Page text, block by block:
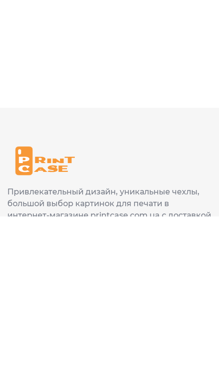
Привлекательный дизайн, уникальные чехлы,
большой выбор картинок для печати в
интернет-магазине printcase.com.ua с доставкой